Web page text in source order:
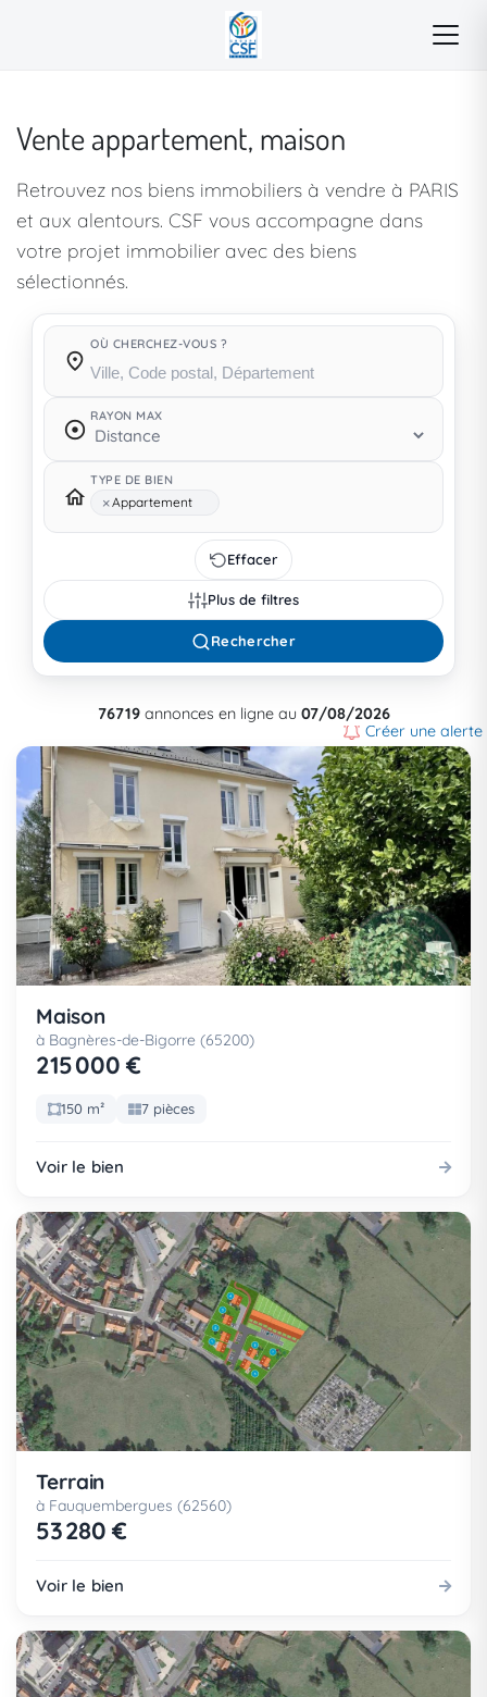
Vente appartement, maison
Retrouvez nos biens immobiliers à vendre à PARIS
et aux alentours. CSF vous accompagne dans
votre projet immobilier avec des biens
sélectionnés.
OÙ CHERCHEZ-VOUS ?
RAYON MAX
TYPE DE BIEN
×Appartement
Effacer
Plus de filtres
Rechercher
76719annonces en ligne au 07/08/2026
Créer une alerte
Maison
à Bagnères-de-Bigorre (65200)
215 000 €
150 m² 7 pièces
Voir le bien
Terrain
à Fauquembergues (62560)
53 280 €
Voir le bien